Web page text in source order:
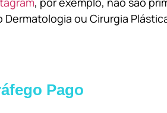
ou Cirurgia
Pago